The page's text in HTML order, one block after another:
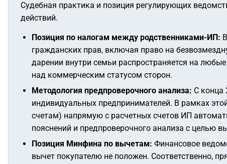
Судебная практика и позиция регулирующих
действий.
Позиция по налогам между родственниками-ИП:
гражданских прав, включая право на
дарении внутри семьи распространяется на
над коммерческим статусом сторон.
Методология предпроверочного анализа: С конца
индивидуальных предпринимателей. В рамках
счетам) напрямую с расчетных счетов ИП
пояснений и предпроверочного анализа с целью
Позиция Минфина по вычетам: Финансовое
вычет покупателю не положен. Соответственно,